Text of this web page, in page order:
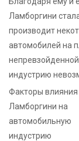
Ламборгини
производит
автомобилей на
индустрию
Факторы влияния
Ламборгини на
автомобильную
индустрию